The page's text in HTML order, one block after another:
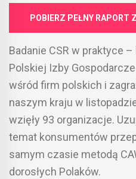
POBIERZ PEŁNY RAPORT
Badanie CSR w praktyce
Polskiej Izby
wśród firm polskich i
naszym kraju w
wzięły 93 organizacje.
temat konsumentów
samym czasie metodą
dorosłych Polaków.